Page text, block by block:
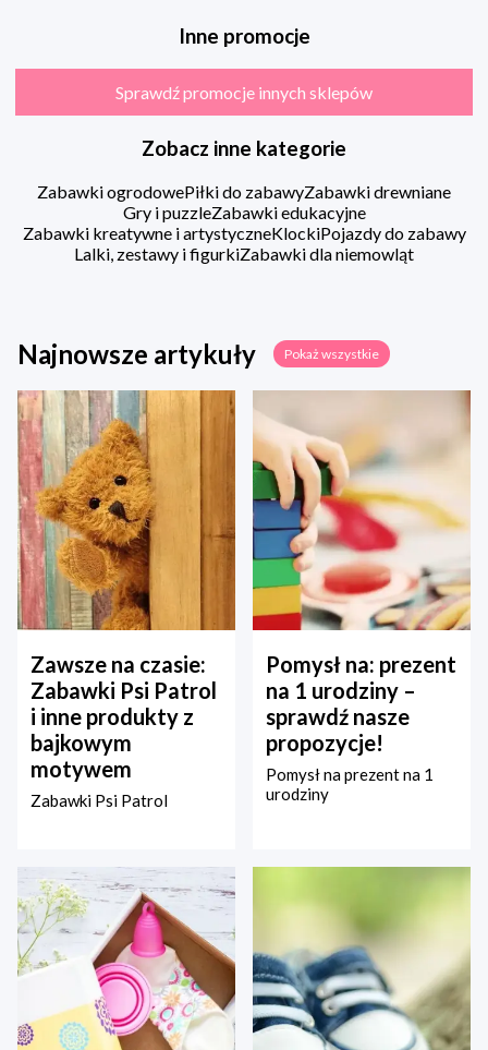
Inne promocje
Sprawdź promocje innych sklepów
Zobacz inne kategorie
Zabawki ogrodowePiłki do zabawyZabawki drewniane
Gry i puzzleZabawki edukacyjne
Zabawki kreatywne i artystyczneKlockiPojazdy do zabawy
Lalki, zestawy i figurkiZabawki dla niemowląt
Najnowsze artykuły Pokaż wszystkie
Zawsze na czasie:
Zabawki Psi Patrol
i inne produkty z
bajkowym
motywem
Zabawki Psi Patrol
Pomysł na: prezent
na 1 urodziny –
sprawdź nasze
propozycje!
Pomysł na prezent na 1
urodziny